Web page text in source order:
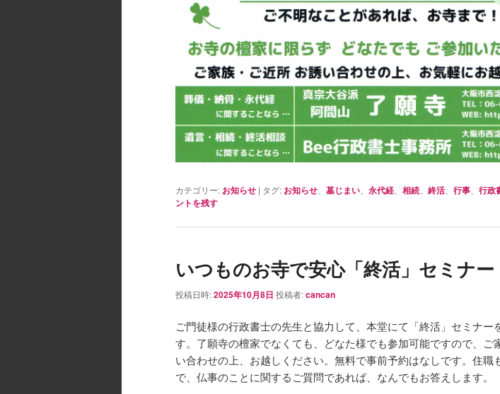
カテゴリー: お知らせ | タグ: お知らせ 墓じまい 永代経 相続 終活 行事 行政
ントを残す
いつものお寺で安心「終活」セミナー
投稿日時:2025年10月8日 投稿者:cancan
ご門徒様の行政書士の先生と協力して、本堂にて「終活」セミナー
す。了願寺の檀家でなくても、どなた様でも参加可能ですので、ご
い合わせの上、お越しください。無料で事前予約はなしです。住職
で、仏事のことに関するご質問であれば、なんでもお答えします。